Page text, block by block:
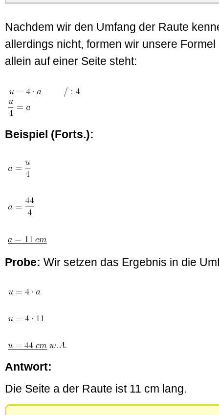
Nachdem wir den Umfang der Raute
allerdings nicht, formen wir unsere
allein auf einer Seite steht:
Beispiel (Forts.):
Probe: Wir setzen das Ergebnis in die
Antwort:
Die Seite a der Raute ist 11 cm lang.